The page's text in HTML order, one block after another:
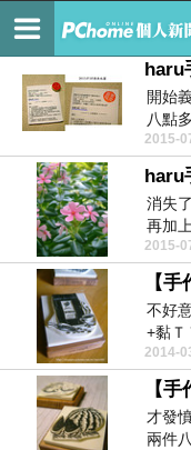
はるの手作本舖
開始
八點
爆募...
2015-
haru
消失
再加
跟以
2015-
不好
+黏Ｔ
累積
2014-
才發
兩件